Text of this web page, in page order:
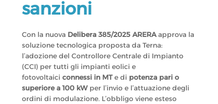
sanzioni
Con la nuova Delibera 385/2025 ARERA approva la
soluzione tecnologica proposta da Terna:
l’adozione del Controllore Centrale di Impianto
(CCI) per tutti gli impianti eolici e
fotovoltaici connessi in MTe di potenza pari o
superiore a 100 kWper l’invio e l’attuazione degli
ordini di modulazione. L’obbligo viene esteso